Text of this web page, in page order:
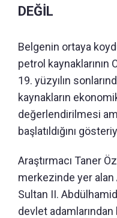
DEĞİL
Belgenin ortaya
petrol kaynaklarının
19. yüzyılın
kaynakların
değerlendirilmesi
başlatıldığını
Araştırmacı Taner
merkezinde yer alan
Sultan II.
devlet